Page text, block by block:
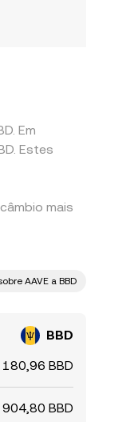
Em
Estes
mais
AAVE a BBD
BBD
180,96 BBD
904,80 BBD